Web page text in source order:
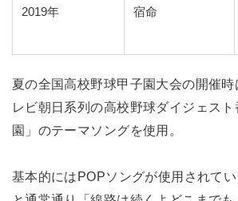
2019年 宿命
夏の全国高校野球甲子園大会の開催
レビ朝日系列の高校野球ダイジェス
園」のテーマソングを使用。
基本的にはPOPソングが使用されて